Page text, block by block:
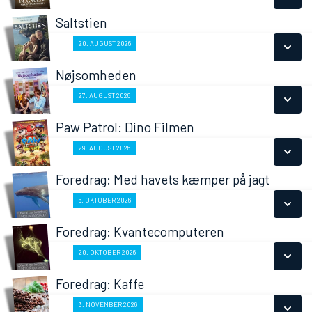
SE ALLE DAGE
Saltstien
20. AUGUST 2026
SE ALLE DAGE
Nøjsomheden
27. AUGUST 2026
SE ALLE DAGE
Paw Patrol: Dino Filmen
29. AUGUST 2026
SE ALLE DAGE
Foredrag: Med havets kæmper på jagt
6. OKTOBER 2026
SE ALLE DAGE
Foredrag: Kvantecomputeren
20. OKTOBER 2026
SE ALLE DAGE
Foredrag: Kaffe
3. NOVEMBER 2026